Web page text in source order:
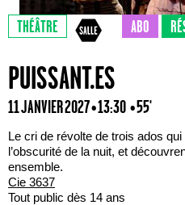
THÉÂTRE ABO
PUISSANT.ES
11 JANVIER 2027 • 13:30 • 55'
Le cri de révolte de trois ados
l’obscurité de la nuit, et
ensemble.
Cie 3637
Tout public dès 14 ans